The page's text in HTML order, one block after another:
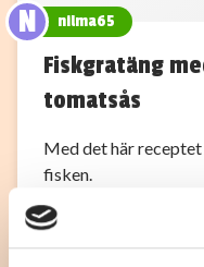
N nilma65
Fiskgratäng
tomatsås
Med det här
fisken.